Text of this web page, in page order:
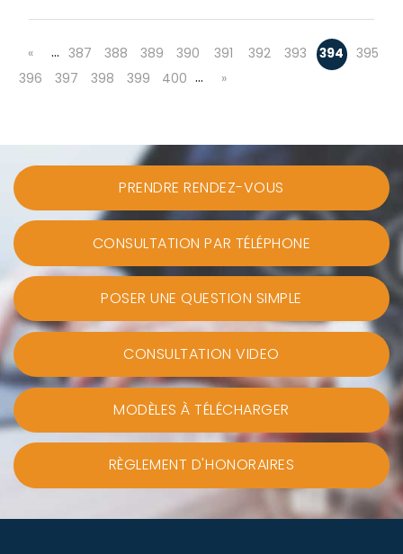
« … 387 388 389 390 391 392 393 394
395
396
397 398 399 400 … »
PRENDRE RENDEZ-VOUS
CONSULTATION PAR TÉLÉPHONE
POSER UNE QUESTION SIMPLE
CONSULTATION VIDEO
MODÈLES À TÉLÉCHARGER
RÈGLEMENT D'HONORAIRES